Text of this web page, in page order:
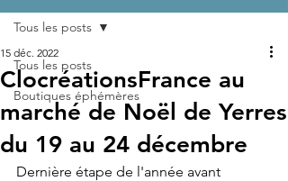
Tous les posts
Boutiques éphémères
Tous les posts
ClocréationsFrance au
marché de Noël de Yerres
du 19 au 24 décembre
15 déc. 2022
Dernière étape de l'année avant